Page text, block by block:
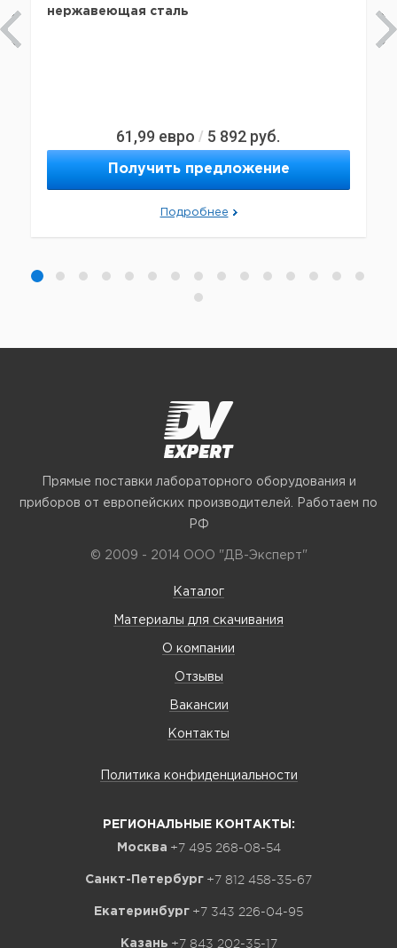
нержавеющая сталь
61,99 евро / 5 892 руб.
Получить предложение
Подробнее
Прямые поставки лабораторного оборудования и
приборов от европейских производителей. Работаем по
РФ
© 2009 - 2014 ООО "ДВ-Эксперт"
Каталог
Материалы для скачивания
О компании
Отзывы
Вакансии
Контакты
Политика конфиденциальности
РЕГИОНАЛЬНЫЕ КОНТАКТЫ:
Москва +7 495 268-08-54
Санкт-Петербург +7 812 458-35-67
Екатеринбург +7 343 226-04-95
Казань +7 843 202-35-17